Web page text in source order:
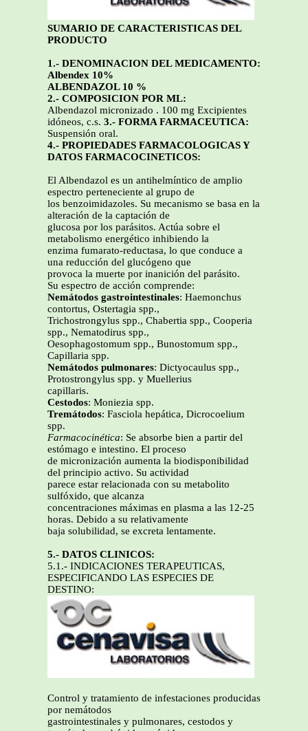
SUMARIO DE CARACTERISTICAS DEL
PRODUCTO
1.- DENOMINACION DEL MEDICAMENTO:
Albendex 10%
ALBENDAZOL 10 %
2.- COMPOSICION POR ML:
Albendazol micronizado . 100 mg Excipientes
idóneos, c.s. 3.- FORMA FARMACEUTICA:
Suspensión oral.
4.- PROPIEDADES FARMACOLOGICAS Y
DATOS FARMACOCINETICOS:
El Albendazol es un antihelmíntico de amplio
espectro perteneciente al grupo de
los benzoimidazoles. Su mecanismo se basa en la
alteración de la captación de
glucosa por los parásitos. Actúa sobre el
metabolismo energético inhibiendo la
enzima fumarato-reductasa, lo que conduce a
una reducción del glucógeno que
provoca la muerte por inanición del parásito.
Su espectro de acción comprende:
Nemátodos gastrointestinales: Haemonchus
contortus, Ostertagia spp.,
Trichostrongylus spp., Chabertia spp., Cooperia
spp., Nematodirus spp.,
Oesophagostomum spp., Bunostomum spp.,
Capillaria spp.
Nemátodos pulmonares: Dictyocaulus spp.,
Protostrongylus spp. y Muellerius
capillaris.
Cestodos: Moniezia spp.
Tremátodos: Fasciola hepática, Dicrocoelium
spp.
Farmacocinética: Se absorbe bien a partir del
estómago e intestino. El proceso
de micronización aumenta la biodisponibilidad
del principio activo. Su actividad
parece estar relacionada con su metabolito
sulfóxido, que alcanza
concentraciones máximas en plasma a las 12-25
horas. Debido a su relativamente
baja solubilidad, se excreta lentamente.
5.- DATOS CLINICOS:
5.1.- INDICACIONES TERAPEUTICAS,
ESPECIFICANDO LAS ESPECIES DE
DESTINO:
Control y tratamiento de infestaciones producidas
por nemátodos
gastrointestinales y pulmonares, cestodos y